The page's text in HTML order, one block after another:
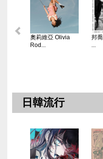
奧莉維亞 Olivia
Rod...
邦
...
日韓流行